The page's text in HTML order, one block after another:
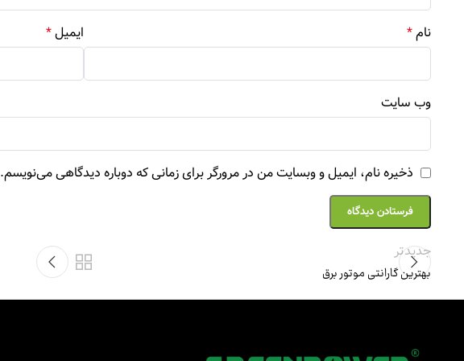
نام* ایمیل*
وب‌ سایت
ذخیره نام، ایمیل و وبسایت من در مرورگر برای زمانی که دوباره دیدگاهی می‌نویسم.
جدیدتر
بهترین گارانتی موتور برق